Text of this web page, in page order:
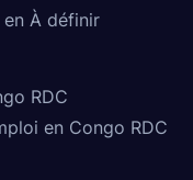
À définir
RDC
en Congo RDC